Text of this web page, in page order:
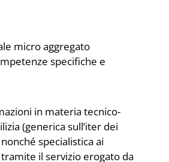
micro aggregato
specifiche e
in materia tecnico-
(generica sull’iter dei
specialistica ai
il servizio erogato da